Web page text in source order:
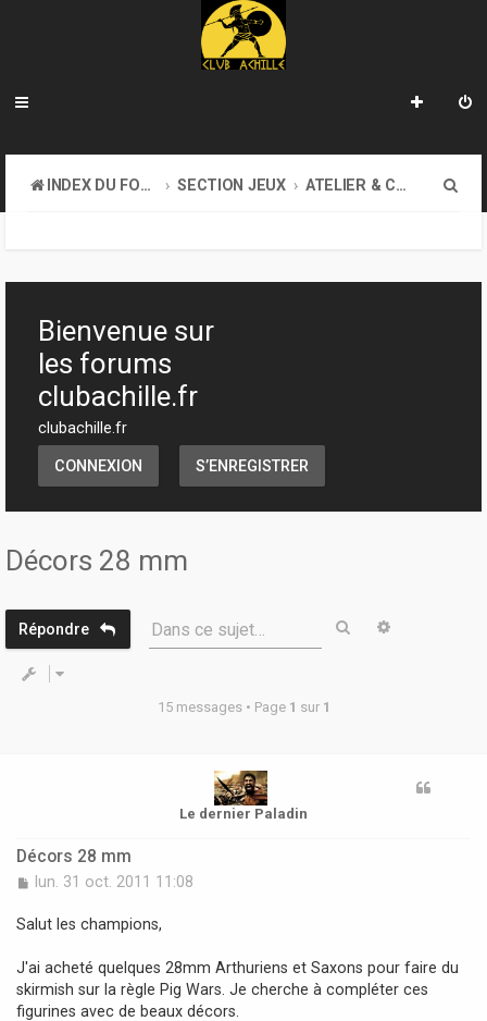
INDEX DU FORUM SECTION JEUX ATELIER & CRÉATION
h
Bienvenue sur
les forums
clubachille.fr
clubachille.fr
CONNEXION S’ENREGISTRER
Décors 28 mm
Répondre Dans ce sujet… Rechercher
15 messages • Page 1 sur 1
Le dernier Paladin
Décors 28 mm
M
s
g
e
lun. 31 oct. 2011 11:08
Salut les champions,
J'ai acheté quelques 28mm Arthuriens et Saxons pour faire du
skirmish sur la règle Pig Wars. Je cherche à compléter ces
figurines avec de beaux décors.